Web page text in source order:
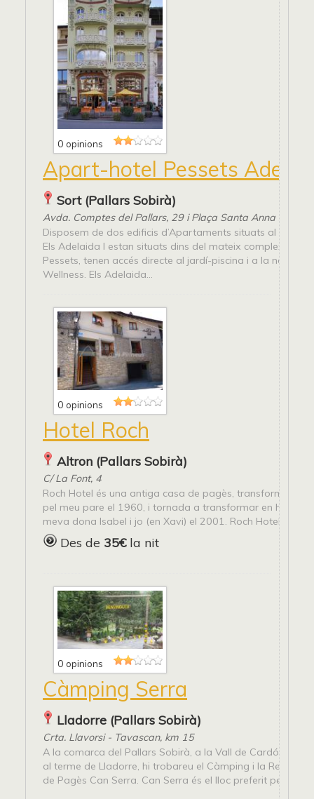
0 opinions
Apart-hotel Pessets
Sort (Pallars Sobirà)
Avda. Comptes del Pallars, 29 i Plaça Santa Anna s/n
Disposem de dos edificis d’Apartaments situats al centre
Els Adelaida I estan situats dins del mateix complexe de
Pessets, tenen accés directe al jardí-piscina i a la nova
Wellness. Els Adelaida...
0 opinions
Hotel Roch
Altron (Pallars Sobirà)
C/ La Font, 4
Roch Hotel és una antiga casa de pagès, transformada
pel meu pare el 1960, i tornada a transformar en hotel
meva dona Isabel i jo (en Xavi) el 2001. Roch Hotel...
Des de 35€la nit
0 opinions
Càmping Serra
Lladorre (Pallars Sobirà)
Crta. Llavorsi - Tavascan, km 15
A la comarca del Pallars Sobirà, a la Vall de Cardós i
al terme de Lladorre, hi trobareu el Càmping i la
de Pagès Can Serra. Can Serra és el lloc preferit pels...